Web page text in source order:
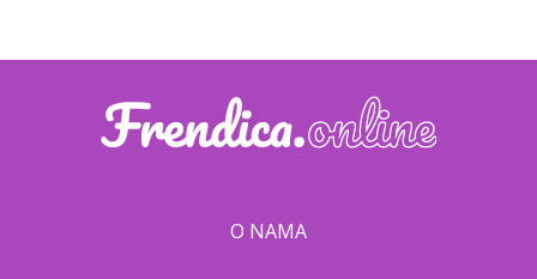
O NAMA